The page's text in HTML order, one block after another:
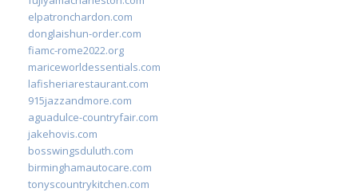
elpatronchardon.com
donglaishun-order.com
fiamc-rome2022.org
mariceworldessentials.com
lafisheriarestaurant.com
915jazzandmore.com
aguadulce-countryfair.com
jakehovis.com
bosswingsduluth.com
birminghamautocare.com
tonyscountrykitchen.com